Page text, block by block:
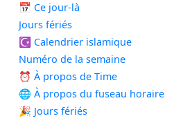
📅 Ce jour-là
Jours fériés
☪️ Calendrier islamique
Numéro de la semaine
⏰ À propos de Time
🌐 À propos du fuseau horaire
🎉 Jours fériés